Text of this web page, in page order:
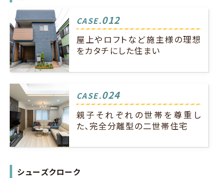
CASE.012
屋上やロフトなど施主様の理想
をカタチにした住まい
CASE.024
親子それぞれの世帯を尊重し
た、完全分離型の二世帯住宅
シューズクローク